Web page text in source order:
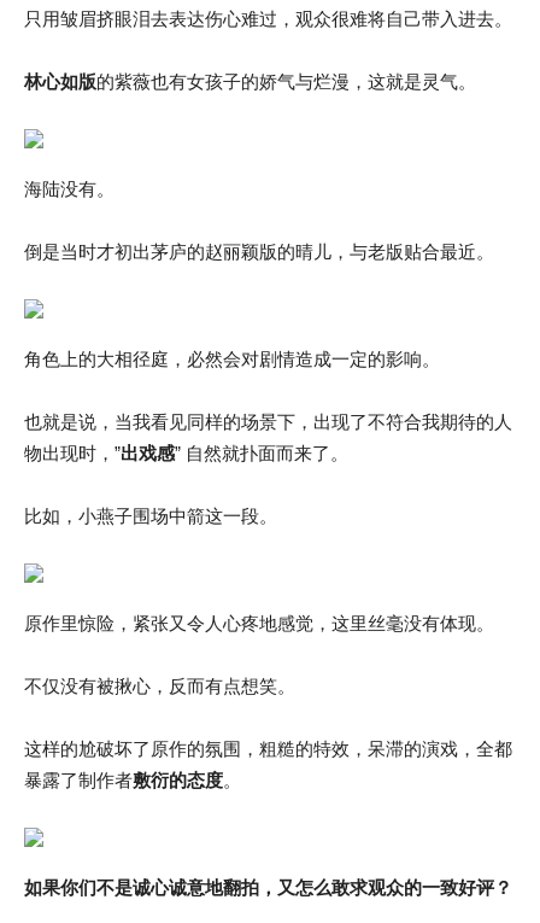
只用皱眉挤眼泪去表达伤心难过，观众很难将自己带入进去。
林心如版的紫薇也有女孩子的娇气与烂漫，这就是灵气。
海陆没有。
倒是当时才初出茅庐的赵丽颖版的晴儿，与老版贴合最近。
角色上的大相径庭，必然会对剧情造成一定的影响。
也就是说，当我看见同样的场景下，出现了不符合我期待的人
物出现时，”出戏感” 自然就扑面而来了。
比如，小燕子围场中箭这一段。
原作里惊险，紧张又令人心疼地感觉，这里丝毫没有体现。
不仅没有被揪心，反而有点想笑。
这样的尬破坏了原作的氛围，粗糙的特效，呆滞的演戏，全都
暴露了制作者敷衍的态度。
如果你们不是诚心诚意地翻拍，又怎么敢求观众的一致好评？